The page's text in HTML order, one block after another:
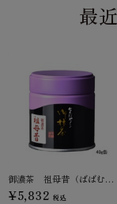
最
御濃茶 祖母昔（ばばむかし）
¥5,832 税込